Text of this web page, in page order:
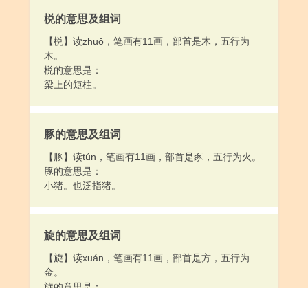
棁的意思及组词
【棁】读zhuō，笔画有11画，部首是木，五行为
木。
棁的意思是：
梁上的短柱。
豚的意思及组词
【豚】读tún，笔画有11画，部首是豕，五行为火。
豚的意思是：
小猪。也泛指猪。
旋的意思及组词
【旋】读xuán，笔画有11画，部首是方，五行为
金。